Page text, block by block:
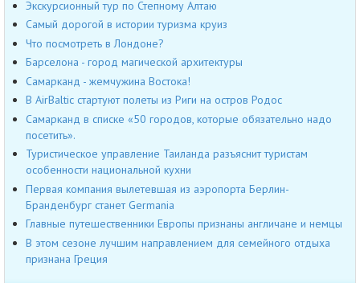
Экскурсионный тур по Степному Алтаю
Cамый дорогой в истории туризма круиз
Что посмотреть в Лондоне?
Барселона - город магической архитектуры
Самарканд - жемчужина Востока!
В AirBaltic стартуют полеты из Риги на остров Родос
Самарканд в списке «50 городов, которые обязательно надо
посетить».
Туристическое управление Таиланда разъяснит туристам
особенности национальной кухни
Первая компания вылетевшая из аэропорта Берлин-
Бранденбург станет Germania
Главные путешественники Европы признаны англичане и немцы
В этом сезоне лучшим направлением для семейного отдыха
признана Греция